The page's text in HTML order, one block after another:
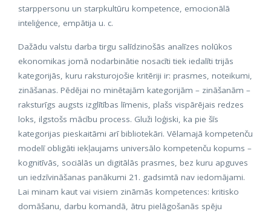
starppersonu un starpkultūru kompetence, emocionālā
inteliģence, empātija u. c.
Dažādu valstu darba tirgu salīdzinošās analīzes nolūkos
ekonomikas jomā nodarbinātie nosacīti tiek iedalīti trijās
kategorijās, kuru raksturojošie kritēriji ir: prasmes, noteikumi,
zināšanas. Pēdējai no minētajām kategorijām – zināšanām –
raksturīgs augsts izglītības līmenis, plašs vispārējais redzes
loks, ilgstošs mācību process. Gluži loģiski, ka pie šīs
kategorijas pieskaitāmi arī bibliotekāri. Vēlamajā kompetenču
modelī obligāti iekļaujams universālo kompetenču kopums –
kognitīvās, sociālās un digitālās prasmes, bez kuru apguves
un iedzīvināšanas panākumi 21. gadsimtā nav iedomājami.
Lai minam kaut vai visiem zināmās kompetences: kritisko
domāšanu, darbu komandā, ātru pielāgošanās spēju